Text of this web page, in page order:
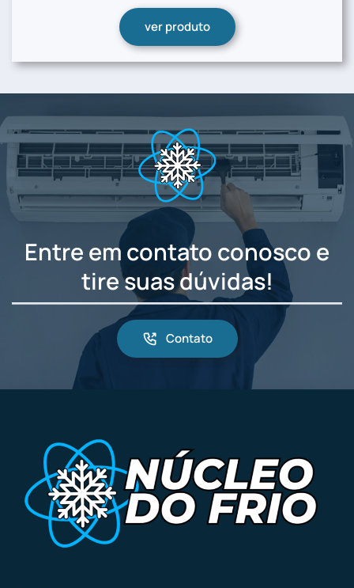
ver produto
Entre em contato conosco e
tire suas dúvidas!
Contato